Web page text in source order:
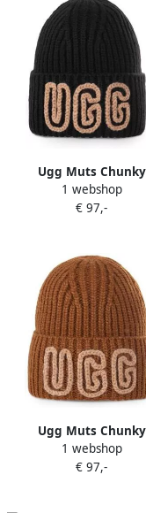
Ugg Muts Chunky
1 webshop
€ 97,-
Ugg Muts Chunky
1 webshop
€ 97,-